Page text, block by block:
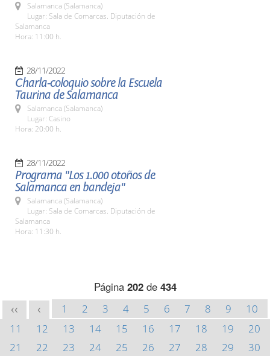
Salamanca (Salamanca)
Lugar: Sala de Comarcas. Diputación de
Salamanca
Hora: 11:00 h.
28/11/2022
Charla-coloquio sobre la Escuela
Taurina de Salamanca
Salamanca (Salamanca)
Lugar: Casino
Hora: 20:00 h.
28/11/2022
Programa "Los 1.000 otoños de
Salamanca en bandeja"
Salamanca (Salamanca)
Lugar: Sala de Comarcas. Diputación de
Salamanca
Hora: 11:30 h.
Página 202de 434
<< < 1 2 3 4 5 6 7 8 9
10
11
12 13 14 15 16 17 18 19
20
21
22 23 24 25 26 27 28 29
30